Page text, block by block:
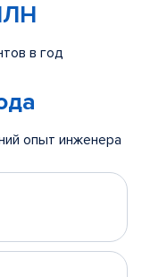
в год
опыт инженера